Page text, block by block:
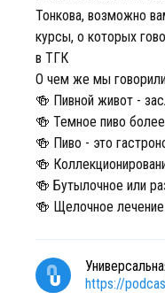
Тонкова, возможно
курсы, о которых
в ТГК
О чем же мы
🍻 Пивной живот -
🍻 Темное пиво
🍻 Пиво - это
🍻
🍻 Бутылочное или
🍻 Щелочное
https://